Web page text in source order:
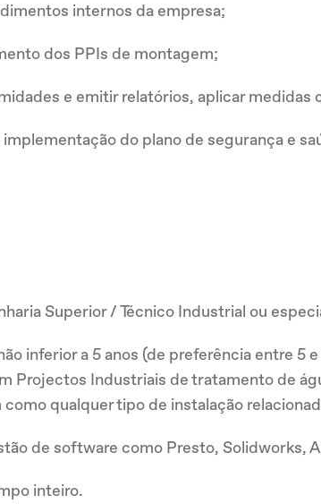
internos da empresa;
dos PPIs de montagem;
e emitir relatórios, aplicar medidas
do plano de segurança e
Superior / Técnico Industrial ou
inferior a 5 anos (de preferência entre
Projectos Industriais de tratamento de
qualquer tipo de instalação
de software como Presto, Solidworks,
inteiro.